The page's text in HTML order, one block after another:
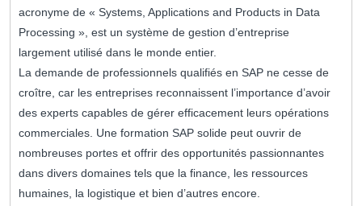
acronyme de « Systems, Applications and Products in Data
Processing », est un système de gestion d’entreprise
largement utilisé dans le monde entier.
La demande de professionnels qualifiés en SAP ne cesse de
croître, car les entreprises reconnaissent l’importance d’avoir
des experts capables de gérer efficacement leurs opérations
commerciales. Une formation SAP solide peut ouvrir de
nombreuses portes et offrir des opportunités passionnantes
dans divers domaines tels que la finance, les ressources
humaines, la logistique et bien d’autres encore.